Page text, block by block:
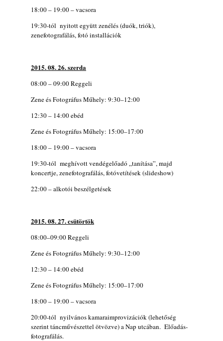
18:00 – 19:00 – vacsora
19:30-tól nyitott együtt zenélés (duók, triók),
zenefotografálás, fotó installációk
2015. 08. 26. szerda
08:00 – 09:00 Reggeli
Zene és Fotográfus Műhely: 9:30–12:00
12:30 – 14:00 ebéd
Zene és Fotográfus Műhely: 15:00–17:00
18:00 – 19:00 – vacsora
19:30-tól meghívott vendégelőadó „tanítása”, majd
koncertje, zenefotografálás, fotóvetítések (slideshow)
22:00 – alkotói beszélgetések
2015. 08. 27. csütörtök
08:00–09:00 Reggeli
Zene és Fotográfus Műhely: 9:30–12:00
12:30 – 14:00 ebéd
Zene és Fotográfus Műhely: 15:00–17:00
18:00 – 19:00 – vacsora
20:00-tól nyilvános kamaraimprovizációk (lehetőség
szerint táncművészettel ötvözve) a Nap utcában. Előadás-
fotografálás.